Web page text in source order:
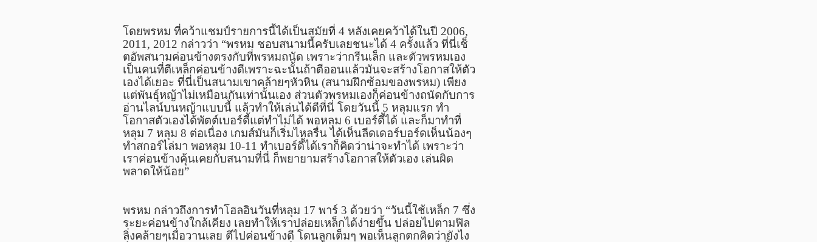
โดยพรหม ที่คว้าแชมป์รายการนี้ได้เป็นสมัยที่ 4 หลังเคยคว้าได้ในปี 2006,
2011, 2012 กล่าวว่า “พรหม ชอบสนามนี้ครับเลยชนะได้ 4 ครั้งแล้ว ที่นี่เช็
ตอัพสนามค่อนข้างตรงกับที่พรหมถนัด เพราะว่ากรีนเล็ก และตัวพรหมเอง
เป็นคนที่ตีเหล็กค่อนข้างดีเพราะฉะนั้นถ้าตีออนแล้วมันจะสร้างโอกาสให้ตัว
เองได้เยอะ ที่นี่เป็นสนามเขาคล้ายๆหัวหิน (สนามฝึกซ้อมของพรหม) เพียง
แต่พันธุ์หญ้าไม่เหมือนกันเท่านั้นเอง ส่วนตัวพรหมเองก็ค่อนข้างถนัดกับการ
อ่านไลน์บนหญ้าแบบนี้ แล้วทำให้เล่นได้ดีที่นี่ โดยวันนี้ 5 หลุมแรก ทำ
โอกาสตัวเองได้พัตต์เบอร์ดี้แต่ทำไม่ได้ พอหลุม 6 เบอร์ดี้ได้ และก็มาทำที่
หลุม 7 หลุม 8 ต่อเนื่อง เกมส์มันก็เริ่มไหลรื่น ได้เห็นลีดเดอร์บอร์ดเห็นน้องๆ
ทำสกอร์ไล่มา พอหลุม 10-11 ทำเบอร์ดี้ได้เราก็คิดว่าน่าจะทำได้ เพราะว่า
เราค่อนข้างคุ้นเคยกับสนามที่นี่ ก็พยายามสร้างโอกาสให้ตัวเอง เล่นผิด
พลาดให้น้อย”
พรหม กล่าวถึงการทำโฮลอินวันที่หลุม 17 พาร์ 3 ด้วยว่า “วันนี้ใช้เหล็ก 7 ซึ่ง
ระยะค่อนข้างใกล้เคียง เลยทำให้เราปล่อยเหล็กได้ง่ายขึ้น ปล่อยไปตามฟิล
ลิ่งคล้ายๆเมื่อวานเลย ตีไปค่อนข้างดี โดนลูกเต็มๆ พอเห็นลูกตกคิดว่ายังไง